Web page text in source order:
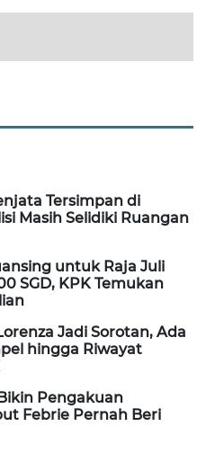
Tersimpan di
Masih Selidiki Ruangan
untuk Raja Juli
SGD, KPK Temukan
Jadi Sorotan, Ada
hingga Riwayat
Pengakuan
Febrie Pernah Beri